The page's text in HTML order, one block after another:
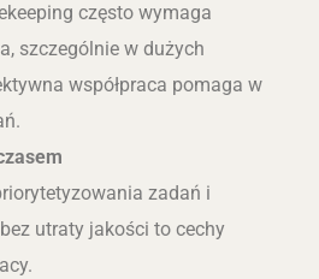
często wymaga
szczególnie w dużych
współpraca pomaga w
zadań i
utraty jakości to cechy